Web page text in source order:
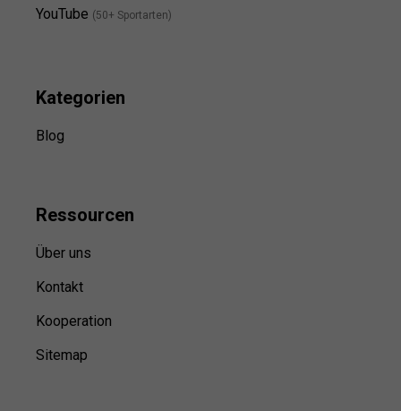
YouTube (50+ Sportarten)
Kategorien
Blog
Ressourcen
Über uns
Kontakt
Kooperation
Sitemap